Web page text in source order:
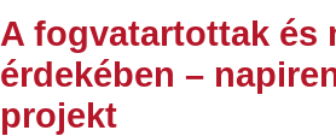
A fogvatartottak és
érdekében –
projekt